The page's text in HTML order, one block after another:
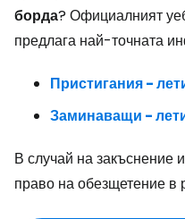
борда? Официалният
предлага най-точната
Пристигания -
Заминаващи -
В случай на закъснение
право на обезщетение в